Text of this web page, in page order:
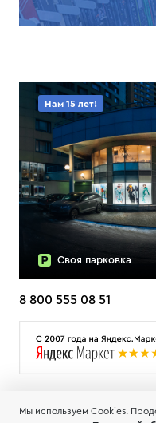
Нам 15 лет!
Своя парковка
8 800 555 08 51
Мы используем Cookies.